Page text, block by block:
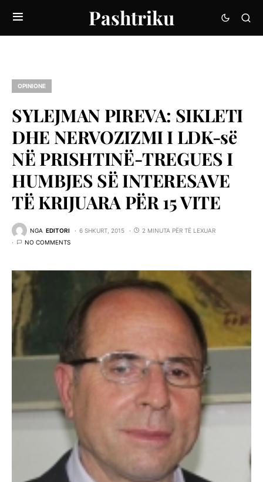
Pashtriku
OPINIONE
SYLEJMAN PIREVA: SIKLETI
DHE NERVOZIZMI I LDK-së
NË PRISHTINË-TREGUES I
HUMBJES SË INTERESAVE
TË KRIJUARA PËR 15 VITE
NGA EDITORI 6 SHKURT, 2015
2 MINUTA PËR TË LEXUAR
NO COMMENTS